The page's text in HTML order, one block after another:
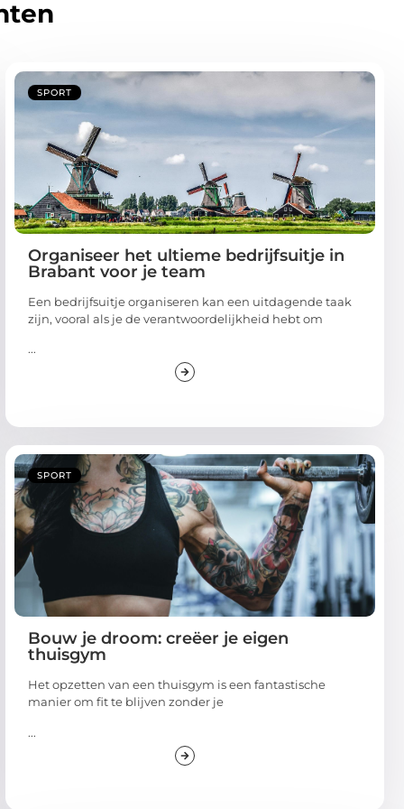
SPORT
Organiseer het ultieme bedrijfsuitje in
Brabant voor je team
Een bedrijfsuitje organiseren kan een uitdagende taak
zijn, vooral als je de verantwoordelijkheid hebt om
...
SPORT
Bouw je droom: creëer je eigen
thuisgym
Het opzetten van een thuisgym is een fantastische
manier om fit te blijven zonder je
...